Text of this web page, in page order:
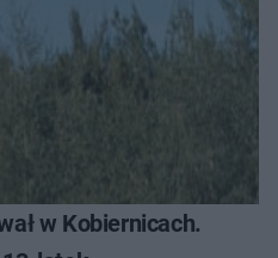
w Kobiernicach.